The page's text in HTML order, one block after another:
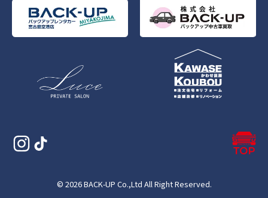
© 2026 BACK-UP Co.,Ltd All Right Reserved.